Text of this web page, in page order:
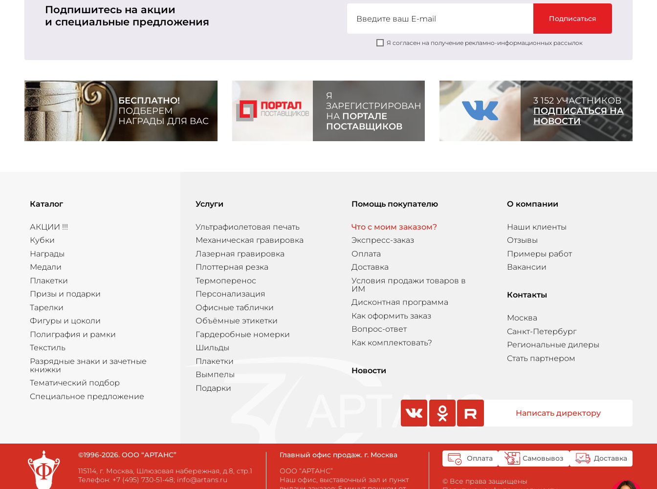
Подпишитесь на акции
и специальные предложения
Подписаться
Я согласен на получение рекламно-информационных рассылок
БЕСПЛАТНО!
ПОДБЕРЕМ
НАГРАДЫ ДЛЯ ВАС
Я
ЗАРЕГИСТРИРОВАН
НА ПОРТАЛЕ
ПОСТАВЩИКОВ
3 152 УЧАСТНИКОВ
ПОДПИСАТЬСЯ НА
НОВОСТИ
Каталог
АКЦИИ !!!
Кубки
Награды
Медали
Плакетки
Призы и подарки
Тарелки
Фигуры и цоколи
Полиграфия и рамки
Текстиль
Разрядные знаки и зачетные
книжки
Тематический подбор
Специальное предложение
Услуги
Ультрафиолетовая печать
Механическая гравировка
Лазерная гравировка
Плоттерная резка
Термоперенос
Персонализация
Офисные таблички
Объёмные этикетки
Гардеробные номерки
Шильды
Плакетки
Вымпелы
Подарки
Помощь покупателю
Что с моим заказом?
Экспресс-заказ
Оплата
Доставка
Условия продажи товаров в
ИМ
Дисконтная программа
Как оформить заказ
Вопрос-ответ
Как комплектовать?
Новости
О компании
Наши клиенты
Отзывы
Примеры работ
Вакансии
Контакты
Москва
Санкт-Петербург
Региональные дилеры
Стать партнером
vkontakteodnoklasniki rutube
Написать директору
©1996-2026. ООО “АРТАНС”
115114, г. Москва, Шлюзовая набережная, д.8, стр.1
Телефон: +7 (495) 730-51-48; info@artans.ru
Главный офис продаж. г. Москва
ООО “АРТАНС”
Наш офис, выставочный зал и пункт
Оплата Самовывоз Доставка
© Все права защищены